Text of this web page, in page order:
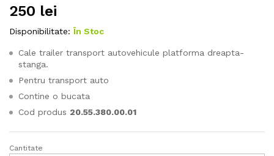
250 lei
Disponibilitate: În Stoc
Cale trailer transport autovehicule platforma dreapta-
stanga.
Pentru transport auto
Contine o bucata
Cod produs 20.55.380.00.01
Cala
Cantitate